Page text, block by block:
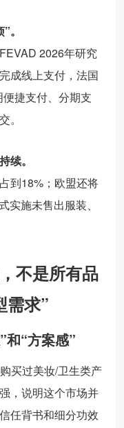
。
2026年研究
成线上支付，法国
捷支付、分期支
。
续。
到18%；欧盟还将
施未售出服装、
不是所有品
需求”
和“方案感”
买过美妆/卫生类产
，说明这个市场并
任背书和细分功效